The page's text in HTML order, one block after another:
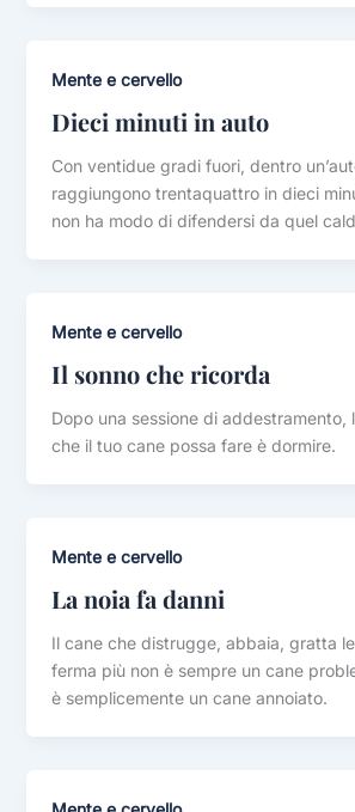
Mente e cervello
Dieci minuti in auto
Con ventidue gradi fuori, dentro
raggiungono trentaquattro in dieci
non ha modo di difendersi da quel
Mente e cervello
Il sonno che ricorda
Dopo una sessione di addestramento,
che il tuo cane possa fare è dormire.
Mente e cervello
La noia fa danni
Il cane che distrugge, abbaia, gratta
ferma più non è sempre un cane
è semplicemente un cane annoiato.